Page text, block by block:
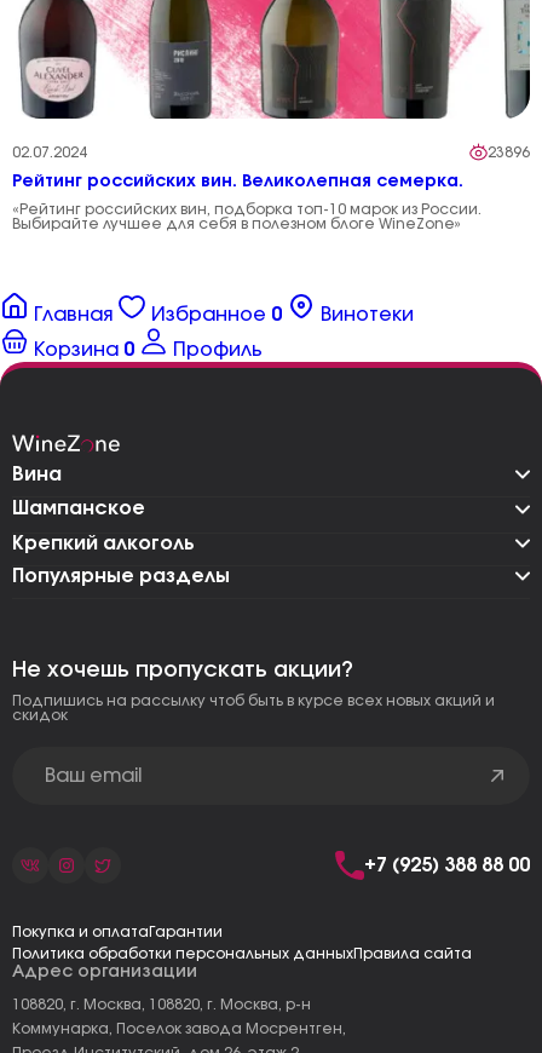
02.07.2024 23896
Рейтинг российских вин. Великолепная семерка.
«Рейтинг российских вин, подборка топ-10 марок из России.
Выбирайте лучшее для себя в полезном блоге WineZone»
Главная Избранное 0
Винотеки
Корзина 0 Профиль
Вина
Шампанское
Крепкий алкоголь
Популярные разделы
Адрес организации
108820, г. Москва, 108820, г. Москва, р-н
Коммунарка, Поселок завода Мосрентген,
Не хочешь пропускать акции?
Подпишись на рассылку чтоб быть в курсе всех новых акций и
скидок
+7 (925) 388 88 00
Покупка и оплата Гарантии
Политика обработки персональных данныхПравила сайта